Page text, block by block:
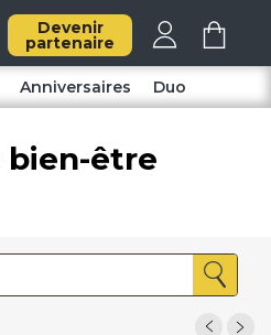
Devenir
partenaire
Anniversaires Duo
bien-être